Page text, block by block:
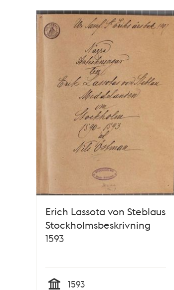
Erich Lassota von Steblaus
Stockholmsbeskrivning
1593
1593